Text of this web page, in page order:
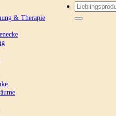
Suchen
nach:
& Therapie